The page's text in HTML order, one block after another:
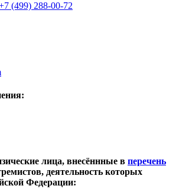
(499) 288-00-72
лица, внесённные в перечень
деятельность которых
Федерации: